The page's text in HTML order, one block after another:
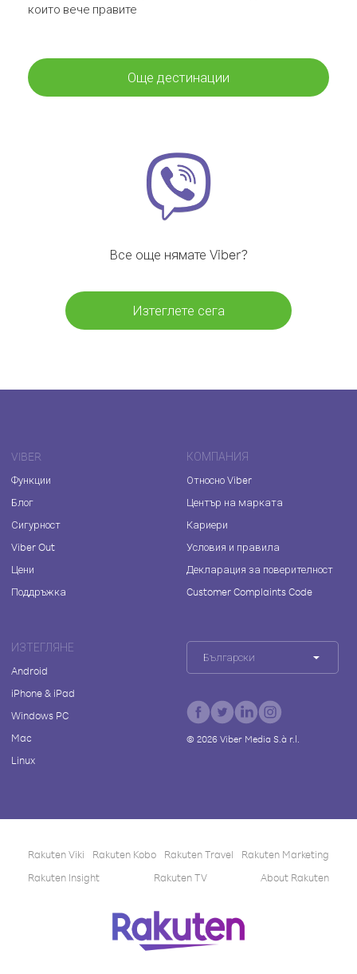
които вече правите
Още дестинации
Все още нямате Viber?
Изтеглете сега
VIBER
Функции
Блог
Сигурност
Viber Out
Цени
Поддръжка
КОМПАНИЯ
Относно Viber
Център на марката
Кариери
Условия и правила
Декларация за поверителност
Customer Complaints Code
ИЗТЕГЛЯНЕ
Android
iPhone & iPad
Windows PC
Mac
Linux
Български
© 2026Viber Media S.à r.l.
Rakuten Viki Rakuten Kobo Rakuten Travel
Rakuten Marketing
Rakuten Insight
Rakuten TV About Rakuten